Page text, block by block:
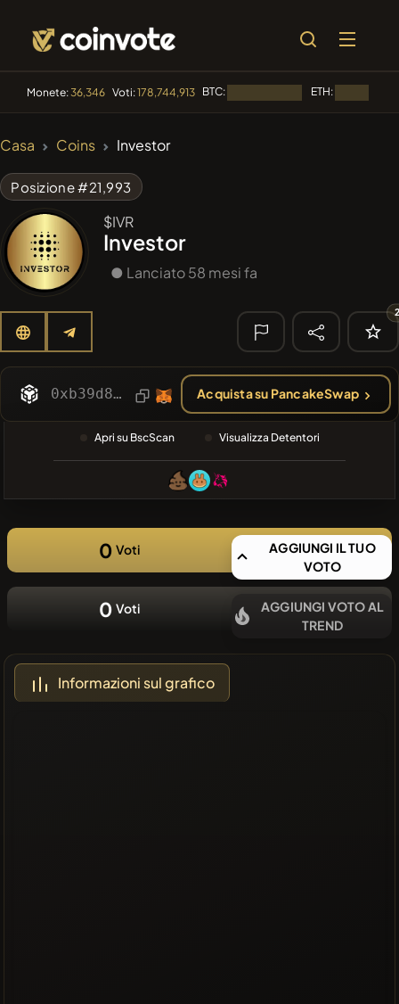
Monete:36,346 Voti:178,744,913 BTC: ETH:
POOPSIE POOPSIE
#98
🔎 RICERCA
RECENTE
❌Nessuna
moneta
recente
Casa Coins Investor
Posizione #21,993
$IVR
Investor
● Lanciato 58 mesi fa
0xb39d824bbbed9b17abc845182e04c766da487ec9 Acquista su PancakeSwap
Apri su BscScan Visualizza Detentori
0 Voti
AGGIUNGI IL TUO
VOTO
0 Voti
AGGIUNGI VOTO AL
TREND
Informazioni sul grafico